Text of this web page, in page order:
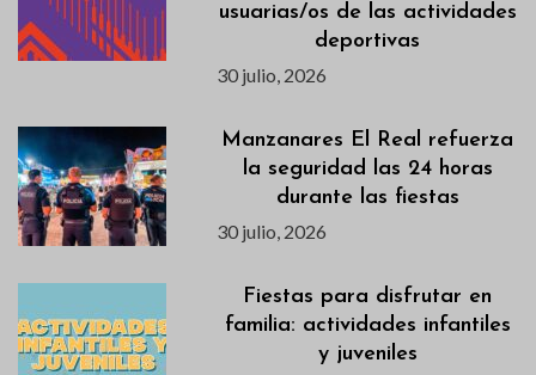
usuarias/os de las actividades
deportivas
30 julio, 2026
Manzanares El Real refuerza
la seguridad las 24 horas
durante las fiestas
30 julio, 2026
Fiestas para disfrutar en
familia: actividades infantiles
y juveniles